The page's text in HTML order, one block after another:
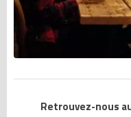
Retrouvez-nous